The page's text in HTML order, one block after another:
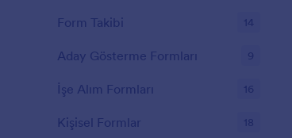
Form Takibi 14
Aday Gösterme Formları 9
İşe Alım Formları 16
Kişisel Formlar 18